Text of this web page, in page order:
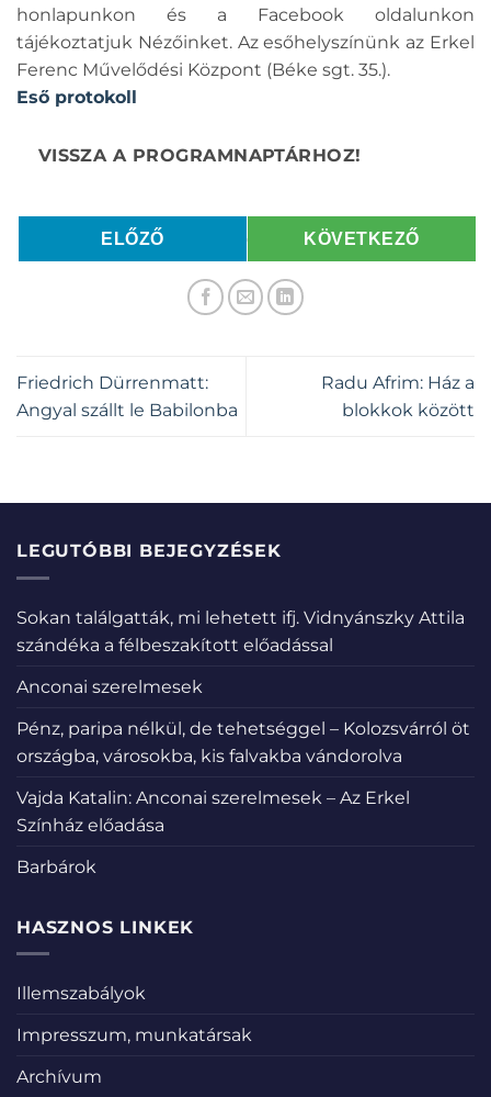
honlapunkon és a Facebook oldalunkon
tájékoztatjuk Nézőinket. Az esőhelyszínünk az Erkel
Ferenc Művelődési Központ (Béke sgt. 35.).
Eső protokoll
ELŐZŐ KÖVETKEZŐ
Friedrich Dürrenmatt:
Angyal szállt le Babilonba
Radu Afrim: Ház a
blokkok között
LEGUTÓBBI BEJEGYZÉSEK
Sokan találgatták, mi lehetett ifj. Vidnyánszky Attila
szándéka a félbeszakított előadással
Anconai szerelmesek
Pénz, paripa nélkül, de tehetséggel – Kolozsvárról öt
országba, városokba, kis falvakba vándorolva
Vajda Katalin: Anconai szerelmesek – Az Erkel
Színház előadása
Barbárok
HASZNOS LINKEK
Illemszabályok
Impresszum, munkatársak
Archívum